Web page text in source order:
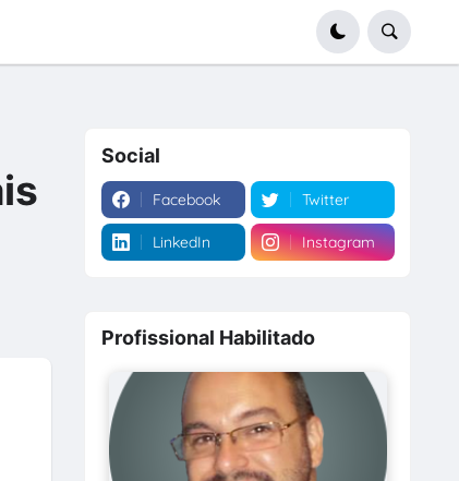
Social
Facebook Twitter
LinkedIn Instagram
Profissional Habilitado